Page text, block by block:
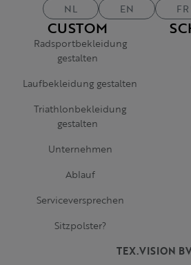
TEX.VISION
CUSTOM
Radsportbekleidung
gestalten
Laufbekleidung gestalten
Triathlonbekleidung
gestalten
Unternehmen
Ablauf
Serviceversprechen
Sitzpolster?
NL EN FR